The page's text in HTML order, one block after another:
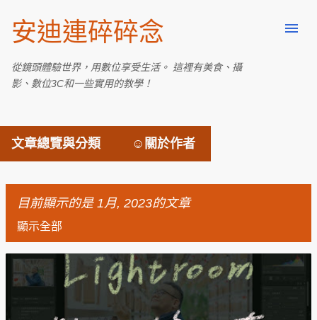
跳到主要內容
安迪連碎碎念
從鏡頭體驗世界，用數位享受生活。 這裡有美食、攝
影、數位3C和一些實用的教學！
文章總覽與分類 ☺關於作者
目前顯示的是 1月, 2023的文章
顯示全部
發